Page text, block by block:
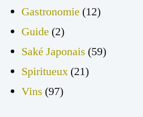
Gastronomie (12)
Guide (2)
Saké Japonais (59)
Spiritueux (21)
Vins (97)